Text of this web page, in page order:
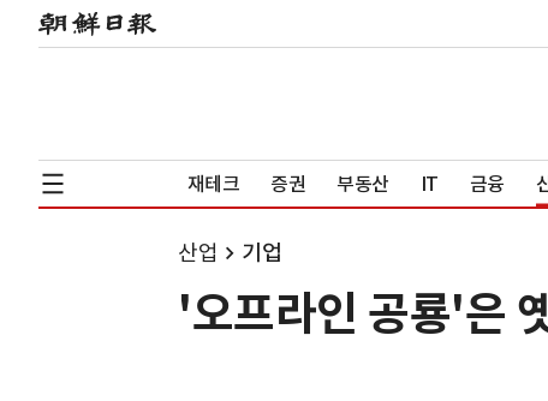
재테크 증권 부동산 IT 금융
산업 기업
'오프라인 공룡'은